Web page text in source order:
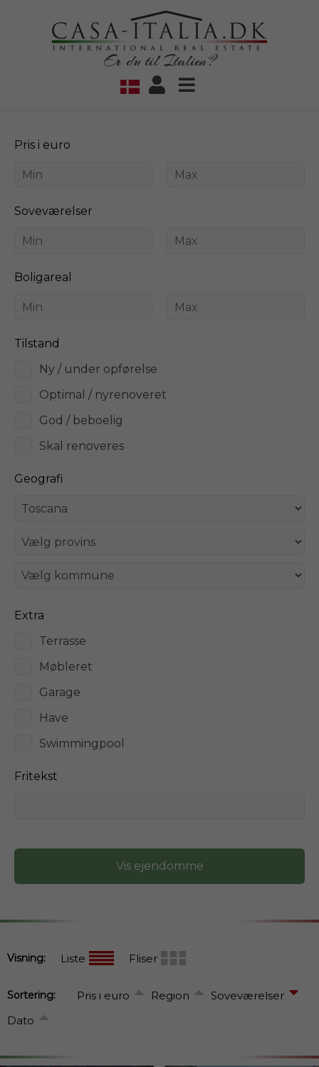
Er du til Italien?
Pris i euro
Soveværelser
Boligareal
Tilstand
Ny / under opførelse
Optimal / nyrenoveret
God / beboelig
Skal renoveres
Geografi
Extra
Terrasse
Møbleret
Garage
Have
Swimmingpool
Fritekst
Vis ejendomme
Visning: Liste Fliser
Sortering: Pris i euro Region
Soveværelser
Dato